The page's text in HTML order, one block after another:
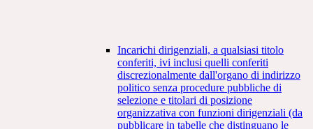
Incarichi dirigenziali, a qualsiasi titolo
conferiti, ivi inclusi quelli conferiti
discrezionalmente dall'organo di indirizzo
politico senza procedure pubbliche di
selezione e titolari di posizione
organizzativa con funzioni dirigenziali (da
pubblicare in tabelle che distinguano le